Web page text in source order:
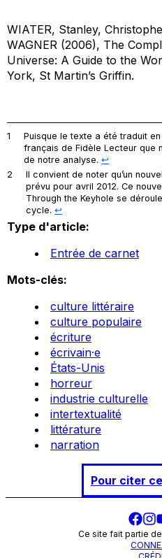
WIATER, Stanley,
WAGNER (2006), The
Universe: A Guide to the
York, St Martin’s Griffin.
1
Puisque le texte a été traduit
français de Fidèle Lecteur que
de notre analyse.↩︎
2
Il convient de noter qu’un
prévu pour avril 2012. Ce
Through the Keyhole se
cycle.↩︎
Type d'article:
Entrée de carnet
Mots-clés:
culture littéraire
culture populaire
écriture
écrivain·e
États-Unis
horreur
industrie culturelle
intertextualité
littérature
narration
Pour citer
Ce site fait partie